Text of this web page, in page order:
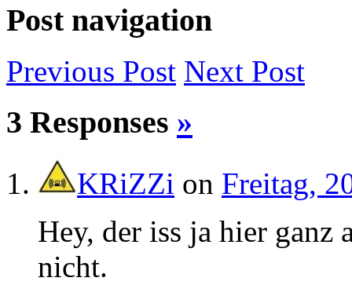
Post navigation
Previous Post Next Post
3 Responses »
KRiZZi on Freitag,
Hey, der iss ja hier ganz
nicht.